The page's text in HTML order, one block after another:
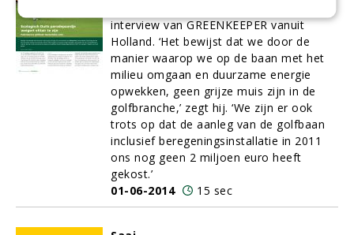
interview van GREENKEEPER vanuit
Holland. ‘Het bewijst dat we door de
manier waarop we op de baan met het
milieu omgaan en duurzame energie
opwekken, geen grijze muis zijn in de
golfbranche,’ zegt hij. ‘We zijn er ook
trots op dat de aanleg van de golfbaan
inclusief beregeningsinstallatie in 2011
ons nog geen 2 miljoen euro heeft
gekost.’
01-06-2014
15 sec